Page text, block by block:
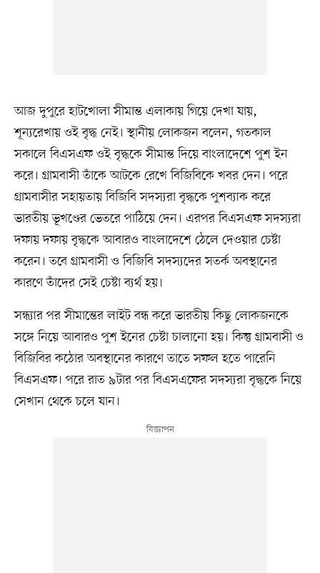
আজ দুপুরে হাটখোলা সীমান্ত এলাকায় গিয়ে দেখা যায়,
শূন্যরেখায় ওই বৃদ্ধ নেই। স্থানীয় লোকজন বলেন, গতকাল
সকালে বিএসএফ ওই বৃদ্ধকে সীমান্ত দিয়ে বাংলাদেশে পুশ ইন
করে। গ্রামবাসী তাঁকে আটকে রেখে বিজিবিকে খবর দেন। পরে
গ্রামবাসীর সহায়তায় বিজিবি সদস্যরা বৃদ্ধকে পুশব্যাক করে
ভারতীয় ভূখণ্ডের ভেতরে পাঠিয়ে দেন। এরপর বিএসএফ সদস্যরা
দফায় দফায় বৃদ্ধকে আবারও বাংলাদেশে ঠেলে দেওয়ার চেষ্টা
করেন। তবে গ্রামবাসী ও বিজিবি সদস্যদের সতর্ক অবস্থানের
কারণে তাঁদের সেই চেষ্টা ব্যর্থ হয়।
সন্ধ্যার পর সীমান্তের লাইট বন্ধ করে ভারতীয় কিছু লোকজনকে
সঙ্গে নিয়ে আবারও পুশ ইনের চেষ্টা চালানো হয়। কিন্তু গ্রামবাসী ও
বিজিবির কঠোর অবস্থানের কারণে তাতে সফল হতে পারেনি
বিএসএফ। পরে রাত ৯টার পর বিএসএফের সদস্যরা বৃদ্ধকে নিয়ে
সেখান থেকে চলে যান।